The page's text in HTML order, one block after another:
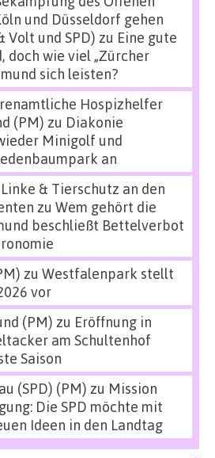
und Düsseldorf gehen
Volt und SPD) zu Eine gute
doch wie viel „Zürcher
sich leisten?
Hospizhelfer
(PM) zu Diakonie
Minigolf und
an
& Tierschutz an den
zu Wem gehört die
beschließt Bettelverbot
zu Westfalenpark stellt
vor
(PM) zu Eröffnung in
am Schultenhof
Saison
(SPD) (PM) zu Mission
Die SPD möchte mit
Ideen in den Landtag